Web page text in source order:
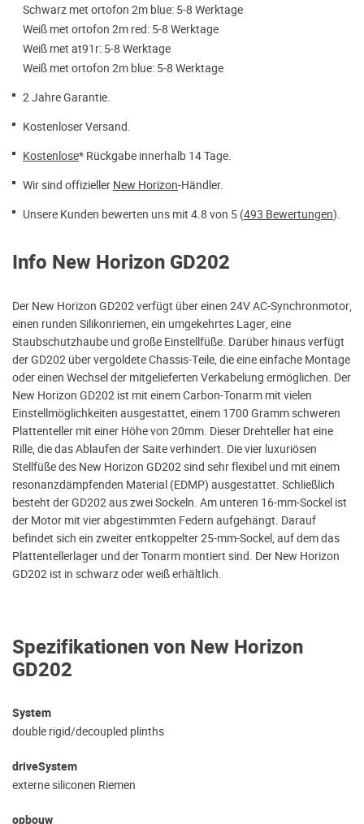
Schwarz met ortofon 2m blue: 5-8 Werktage
Weiß met ortofon 2m red: 5-8 Werktage
Weiß met at91r: 5-8 Werktage
Weiß met ortofon 2m blue: 5-8 Werktage
2 Jahre Garantie.
Kostenloser Versand.
Kostenlose* Rückgabe innerhalb 14 Tage.
Wir sind offizieller New Horizon-Händler.
Unsere Kunden bewerten uns mit 4.8 von 5 (493 Bewertungen).
Spezifikationen von New Horizon
GD202
System
double rigid/decoupled plinths
driveSystem
externe siliconen Riemen
opbouw
Info New Horizon GD202
Der New Horizon GD202 verfügt über einen 24V AC-Synchronmotor,
einen runden Silikonriemen, ein umgekehrtes Lager, eine
Staubschutzhaube und große Einstellfüße. Darüber hinaus verfügt
der GD202 über vergoldete Chassis-Teile, die eine einfache Montage
oder einen Wechsel der mitgelieferten Verkabelung ermöglichen. Der
New Horizon GD202 ist mit einem Carbon-Tonarm mit vielen
Einstellmöglichkeiten ausgestattet, einem 1700 Gramm schweren
Plattenteller mit einer Höhe von 20mm. Dieser Drehteller hat eine
Rille, die das Ablaufen der Saite verhindert. Die vier luxuriösen
Stellfüße des New Horizon GD202 sind sehr flexibel und mit einem
resonanzdämpfenden Material (EDMP) ausgestattet. Schließlich
besteht der GD202 aus zwei Sockeln. Am unteren 16-mm-Sockel ist
der Motor mit vier abgestimmten Federn aufgehängt. Darauf
befindet sich ein zweiter entkoppelter 25-mm-Sockel, auf dem das
Plattentellerlager und der Tonarm montiert sind. Der New Horizon
GD202 ist in schwarz oder weiß erhältlich.